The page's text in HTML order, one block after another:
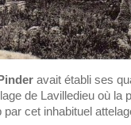
avait établi ses
de Lavilledieu où la
cet inhabituel